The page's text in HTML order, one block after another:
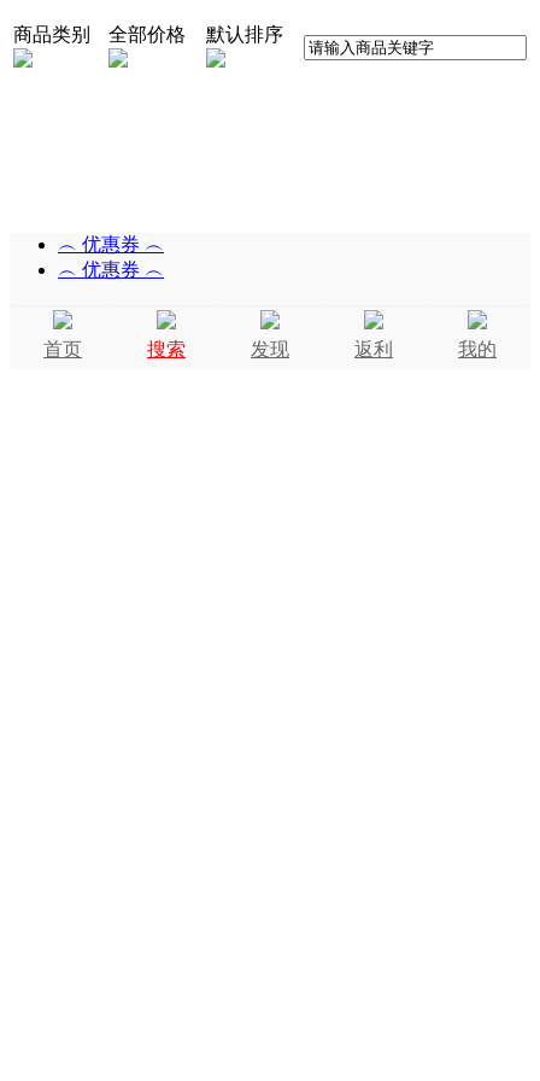
商品类别 全部价格 默认排序
︵ 优惠券 ︵
︵ 优惠券 ︵
首页 搜索 发现 返利 我的